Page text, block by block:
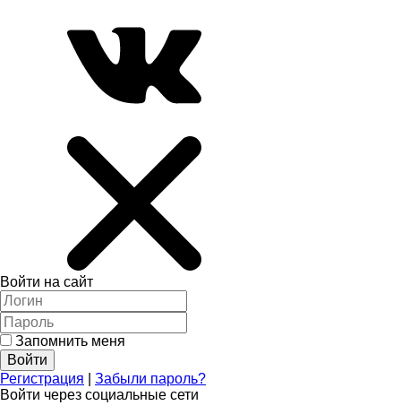
Войти на сайт
Запомнить меня
Регистрация
Забыли пароль?
Войти через социальные сети